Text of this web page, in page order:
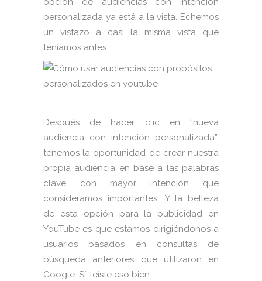
personalizada ya está a la vista. Echemos
un vistazo a casi la misma vista que
teníamos antes.
Después de hacer clic en “nueva
audiencia con intención personalizada”,
tenemos la oportunidad de crear nuestra
propia audiencia en base a las palabras
clave con mayor intención que
consideramos importantes. Y la belleza
de esta opción para la publicidad en
YouTube es que estamos dirigiéndonos a
usuarios basados en consultas de
búsqueda anteriores que utilizaron en
Google. Sí, leíste eso bien.